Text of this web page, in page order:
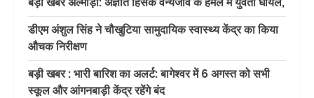
डीएम अंशुल सिंह ने चौखुटिया सामुदायिक स्वास्थ्य केंद्र का किया
औचक निरीक्षण
बड़ी खबर : भारी बारिश का अलर्ट: बागेश्वर में 6 अगस्त को सभी
स्कूल और आंगनबाड़ी केंद्र रहेंगे बंद